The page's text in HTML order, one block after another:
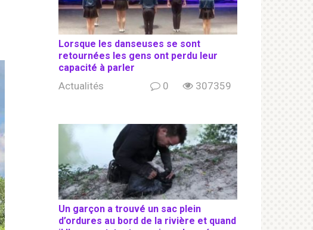
Lorsque les danseuses se sont
retournées les gens ont perdu leur
capacité à parler
Actualités 0 307359
Un garçon a trouvé un sac plein
d’ordures au bord de la rivière et quand